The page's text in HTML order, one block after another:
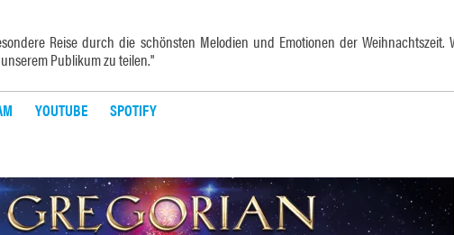
Reise durch die schönsten Melodien und Emotionen der Weihnachtszeit.
Publikum zu teilen."
YOUTUBE SPOTIFY